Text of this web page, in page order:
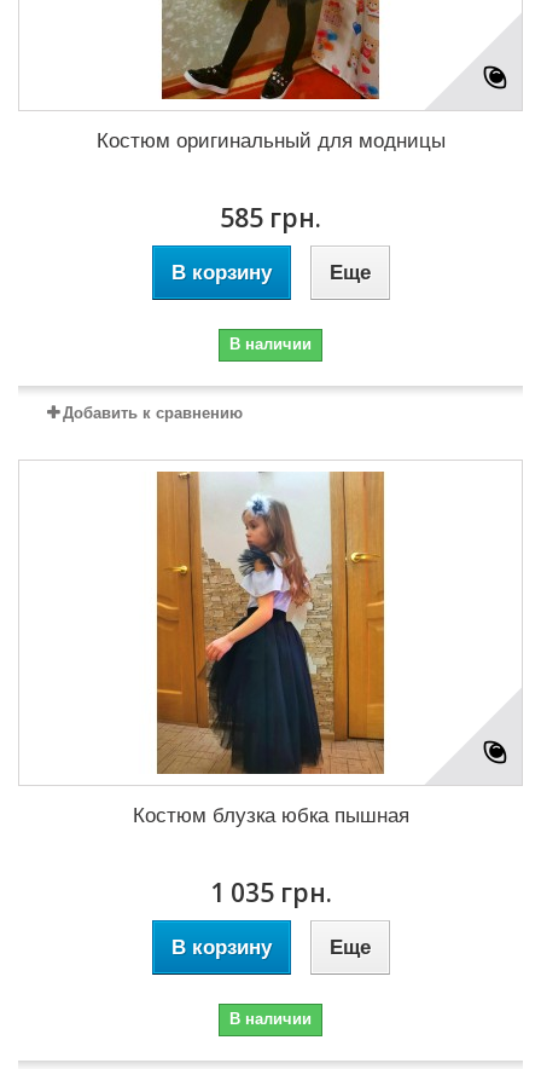
Костюм оригинальный для модницы
585 грн.
В корзину Еще
В наличии
Добавить к сравнению
Костюм блузка юбка пышная
1 035 грн.
В корзину Еще
В наличии